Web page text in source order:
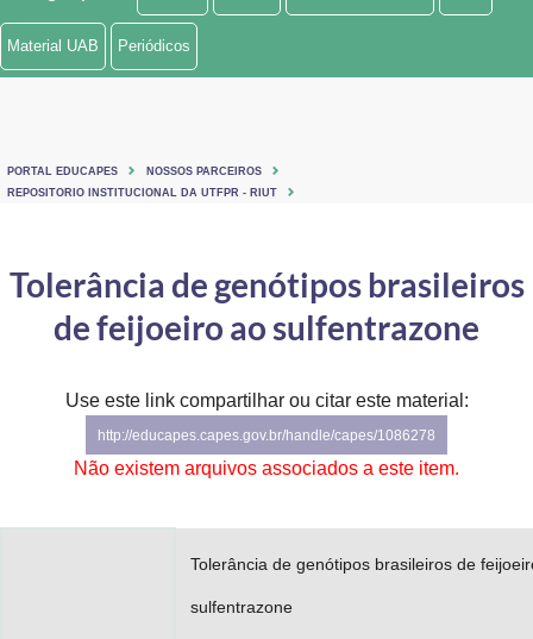
Ministério de Minas e Energia
Ministério do Turismo
Controladoria-Geral da União
Ministério da Mulher, da Família e dos Direitos Humanos
Secretaria-Geral
Material UAB Periódicos
PORTAL EDUCAPES
NOSSOS PARCEIROS
REPOSITORIO INSTITUCIONAL DA UTFPR - RIUT
Tolerância de genótipos brasileiros
de feijoeiro ao sulfentrazone
Use este link compartilhar ou citar este material:
http://educapes.capes.gov.br/handle/capes/1086278
Não existem arquivos associados a este item.
Tolerância de genótipos brasileiros de
sulfentrazone